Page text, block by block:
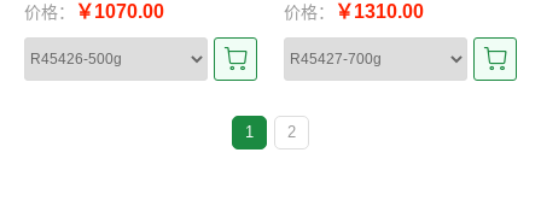
价格： ￥1070.00 价格： ￥1310.00
1 2